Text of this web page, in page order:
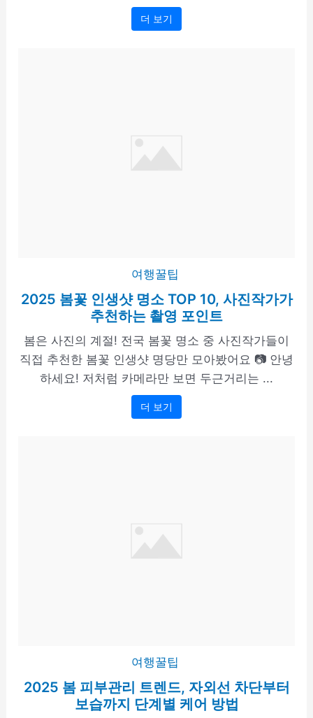
더 보기
여행꿀팁
2025 봄꽃 인생샷 명소 TOP 10, 사진작가가
추천하는 촬영 포인트
봄은 사진의 계절! 전국 봄꽃 명소 중 사진작가들이
직접 추천한 봄꽃 인생샷 명당만 모아봤어요 📷 안녕
하세요! 저처럼 카메라만 보면 두근거리는 ...
더 보기
여행꿀팁
2025 봄 피부관리 트렌드, 자외선 차단부터
보습까지 단계별 케어 방법